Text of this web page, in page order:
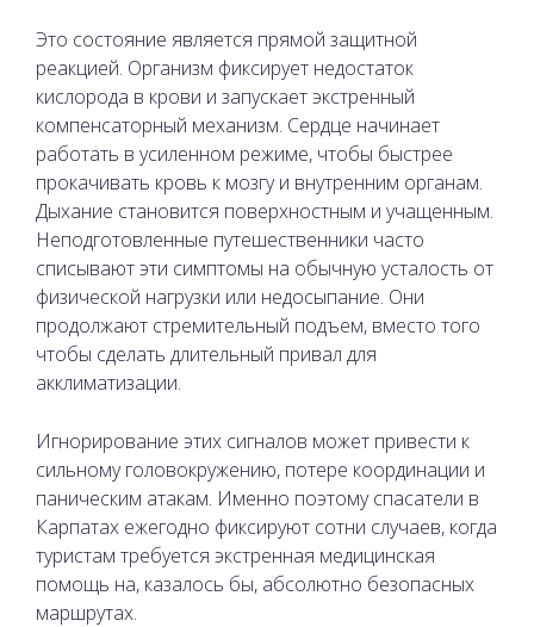
Это состояние является прямой защитной
реакцией. Организм фиксирует недостаток
кислорода в крови и запускает экстренный
компенсаторный механизм. Сердце начинает
работать в усиленном режиме, чтобы быстрее
прокачивать кровь к мозгу и внутренним органам.
Дыхание становится поверхностным и учащенным.
Неподготовленные путешественники часто
списывают эти симптомы на обычную усталость от
физической нагрузки или недосыпание. Они
продолжают стремительный подъем, вместо того
чтобы сделать длительный привал для
акклиматизации.
Игнорирование этих сигналов может привести к
сильному головокружению, потере координации и
паническим атакам. Именно поэтому спасатели в
Карпатах ежегодно фиксируют сотни случаев, когда
туристам требуется экстренная медицинская
помощь на, казалось бы, абсолютно безопасных
маршрутах.